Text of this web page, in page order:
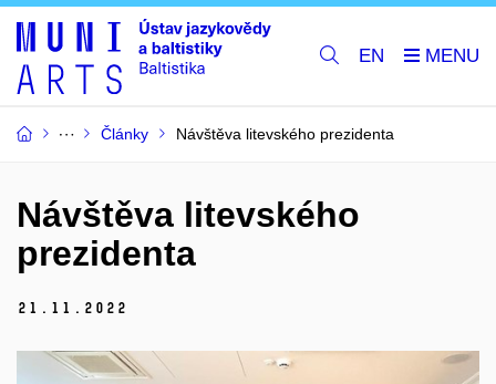
EN
Články Návštěva litevského prezidenta
Návštěva litevského
prezidenta
21. 11. 2022